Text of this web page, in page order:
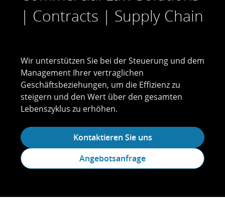
| Contracts | Supply Chain
Wir unterstützen Sie bei der Steuerung und dem
Management Ihrer vertraglichen
Geschäftsbeziehungen, um die Effizienz zu
steigern und den Wert über den gesamten
Lebenszyklus zu erhöhen.
Kontaktieren Sie uns
Angebotsanfrage